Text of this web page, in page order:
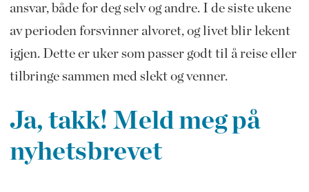
ansvar, både for deg selv og andre. I de siste ukene
av perioden forsvinner alvoret, og livet blir lekent
igjen. Dette er uker som passer godt til å reise eller
tilbringe sammen med slekt og venner.
Ja, takk! Meld meg på
nyhetsbrevet